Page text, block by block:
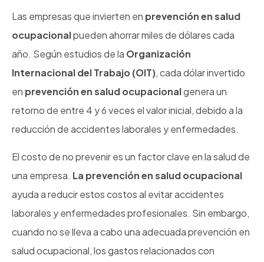
Las empresas que invierten en prevención en salud
ocupacionalpueden ahorrar miles de dólares cada
año. Según estudios de la Organización
Internacional del Trabajo (OIT), cada dólar invertido
en prevención en salud ocupacionalgenera un
retorno de entre 4 y 6 veces el valor inicial, debido a la
reducción de accidentes laborales y enfermedades.
El costo de no prevenir es un factor clave en la salud de
una empresa. La prevención en salud ocupacional
ayuda a reducir estos costos al evitar accidentes
laborales y enfermedades profesionales. Sin embargo,
cuando no se lleva a cabo una adecuada prevención en
salud ocupacional, los gastos relacionados con